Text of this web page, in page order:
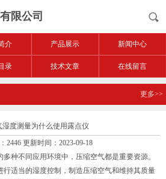
限公司
介 产品展示 新闻中心
录 技术文章 在线留言
更多>>
湿度测量为什么使用露点仪
2446 更新时间：2023-09-18
不同应用环境中，压缩空气都是重要资源。
行适当的湿度控制，制造压缩空气和维持其质量